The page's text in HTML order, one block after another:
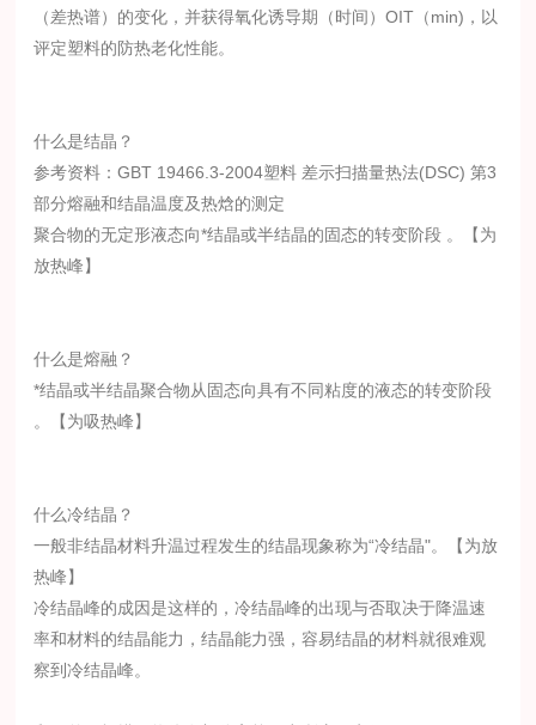
（差热谱）的变化，并获得氧化诱导期（时间）OIT（min)，以
评定塑料的防热老化性能。
什么是结晶？
参考资料：GBT 19466.3-2004塑料 差示扫描量热法(DSC) 第3
部分熔融和结晶温度及热焓的测定
聚合物的无定形液态向*结晶或半结晶的固态的转变阶段 。【为
放热峰】
什么是熔融？
*结晶或半结晶聚合物从固态向具有不同粘度的液态的转变阶段
。【为吸热峰】
什么冷结晶？
一般非结晶材料升温过程发生的结晶现象称为“冷结晶"。【为放
热峰】
冷结晶峰的成因是这样的，冷结晶峰的出现与否取决于降温速
率和材料的结晶能力，结晶能力强，容易结晶的材料就很难观
察到冷结晶峰。